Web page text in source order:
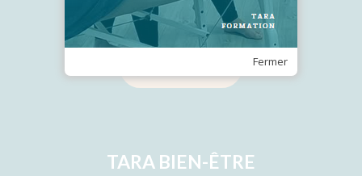
TARA BIEN-ÊTRE
Fermer